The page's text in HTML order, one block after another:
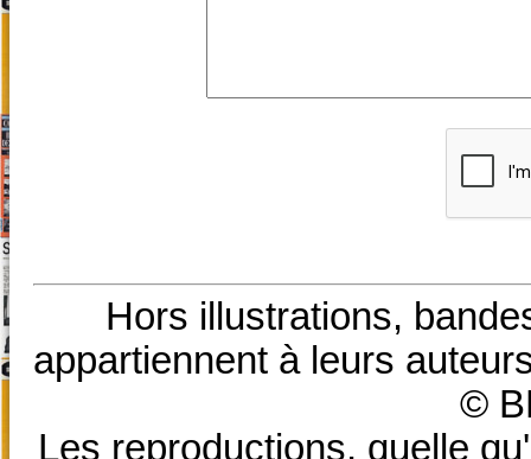
Hors illustrations,
appartiennent à leurs
©
Les reproductions, quelle